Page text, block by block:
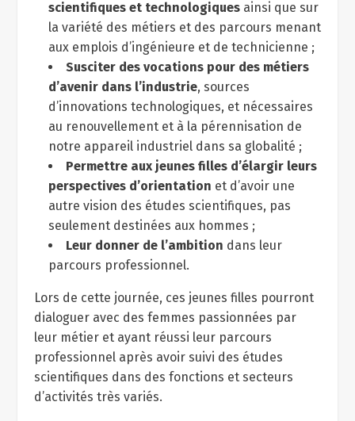
scientifiques et technologiquesainsi que sur
la variété des métiers et des parcours menant
aux emplois d’ingénieure et de technicienne ;
Susciter des vocations pour des métiers
d’avenir dans l’industrie, sources
d’innovations technologiques, et nécessaires
au renouvellement et à la pérennisation de
notre appareil industriel dans sa globalité ;
Permettre aux jeunes filles d’élargir leurs
perspectives d’orientation et d’avoir une
autre vision des études scientifiques, pas
seulement destinées aux hommes ;
Leur donner de l’ambition dans leur
parcours professionnel.
Lors de cette journée, ces jeunes filles pourront
dialoguer avec des femmes passionnées par
leur métier et ayant réussi leur parcours
professionnel après avoir suivi des études
scientifiques dans des fonctions et secteurs
d’activités très variés.